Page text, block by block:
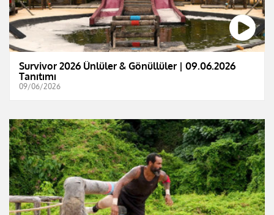
Survivor 2026 Ünlüler & Gönüllüler | 09.06.2026
Tanıtımı
09/06/2026